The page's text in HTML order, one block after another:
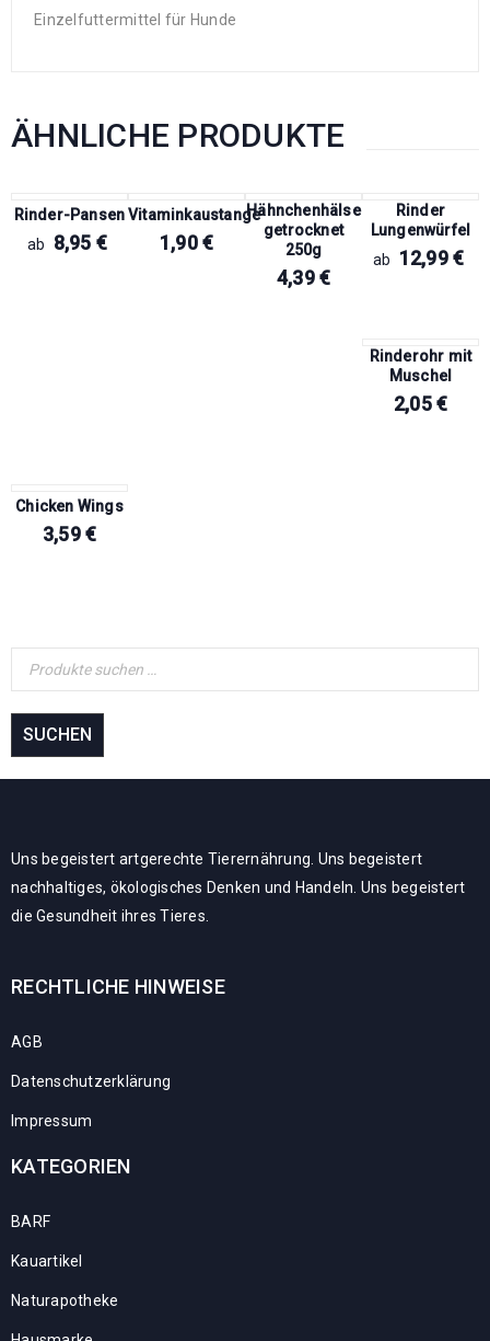
SUCHEN
Einzelfuttermittel für Hunde
ÄHNLICHE PRODUKTE
Rinder-Pansen
ab
8,95 €
Vitaminkaustange
1,90€
Hähnchenhälse
getrocknet
250g
4,39€
Rinder
Lungenwürfel
ab
12,99€
Rinderohr mit
Muschel
2,05€
Chicken Wings
3,59€
Uns begeistert artgerechte Tierernährung. Uns begeistert
nachhaltiges, ökologisches Denken und Handeln. Uns begeistert
die Gesundheit ihres Tieres.
RECHTLICHE HINWEISE
AGB
Datenschutzerklärung
Impressum
KATEGORIEN
BARF
Kauartikel
Naturapotheke